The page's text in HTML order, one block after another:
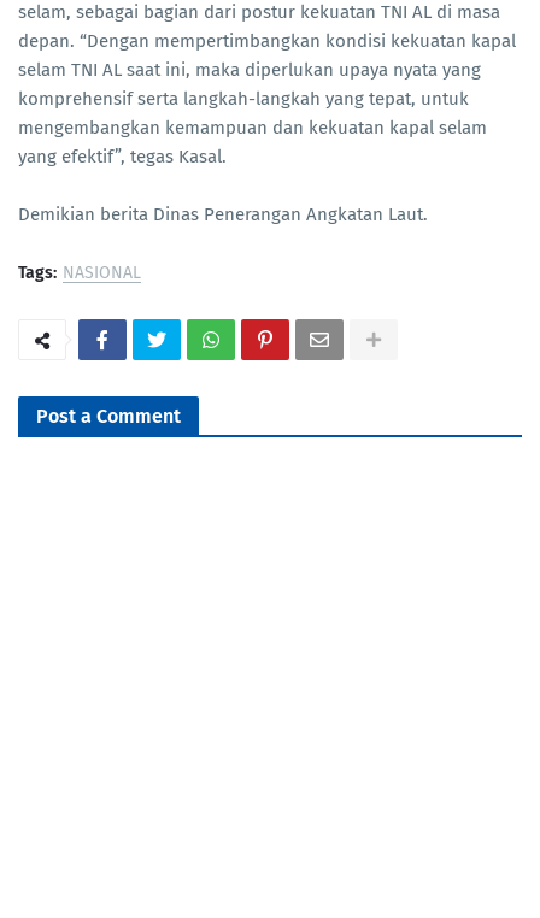
selam, sebagai bagian dari postur kekuatan TNI AL di masa
depan. “Dengan mempertimbangkan kondisi kekuatan kapal
selam TNI AL saat ini, maka diperlukan upaya nyata yang
komprehensif serta langkah-langkah yang tepat, untuk
mengembangkan kemampuan dan kekuatan kapal selam
yang efektif”, tegas Kasal.
Demikian berita Dinas Penerangan Angkatan Laut.
Tags: NASIONAL
Post a Comment